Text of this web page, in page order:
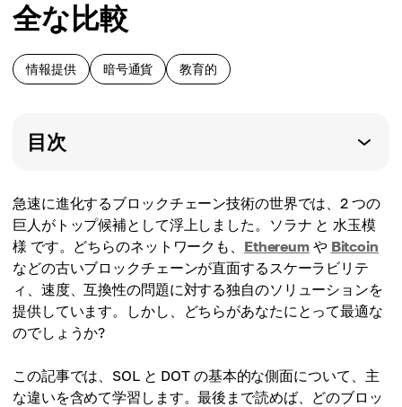
全な比較
情報提供 暗号通貨 教育的
目次
急速に進化するブロックチェーン技術の世界では、2 つの
巨人がトップ候補として浮上しました。ソラナ と 水玉模
様 です。どちらのネットワークも、 Ethereum や Bitcoin
などの古いブロックチェーンが直面するスケーラビリテ
ィ、速度、互換性の問題に対する独自のソリューションを
提供しています。しかし、どちらがあなたにとって最適な
のでしょうか?
この記事では、SOL と DOT の基本的な側面について、主
な違いを含めて学習します。最後まで読めば、どのブロッ